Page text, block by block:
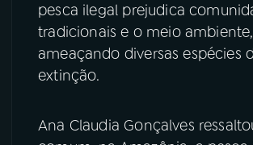
pesca ilegal prejudica
tradicionais e o meio ambiente,
ameaçando diversas espécies
extinção.
Ana Claudia Gonçalves